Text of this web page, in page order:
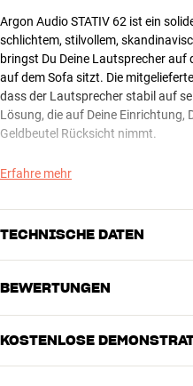
Argon Audio STATIV 62 ist ein
schlichtem, stilvollem,
bringst Du Deine Lautsprecher auf
auf dem Sofa sitzt. Die
dass der Lautsprecher stabil auf
Lösung, die auf Deine Einrichtung,
Geldbeutel Rücksicht nimmt.
Argon Audio STATIV 62 ist robust
die Du verwenden kannst, wenn
reines Schwarz bevorzugst, lässt
Argon Audio STAND 62 ist in
Erfahre mehr
TECHNISCHE DATEN
MASSE UND DESIGN
Farbe
Gewicht (kg)
BEWERTUNGEN
KOSTENLOSE